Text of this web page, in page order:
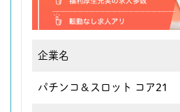
企業名
パチンコ＆スロット コア21